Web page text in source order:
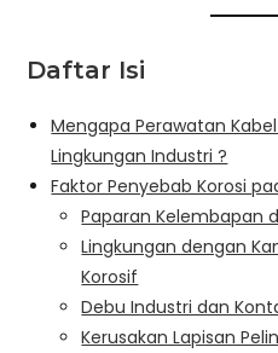
Daftar Isi
Mengapa Perawatan
Lingkungan Industri ?
Faktor Penyebab Korosi
Paparan Kelembapan
Lingkungan dengan
Korosif
Debu Industri dan
Kerusakan Lapisan